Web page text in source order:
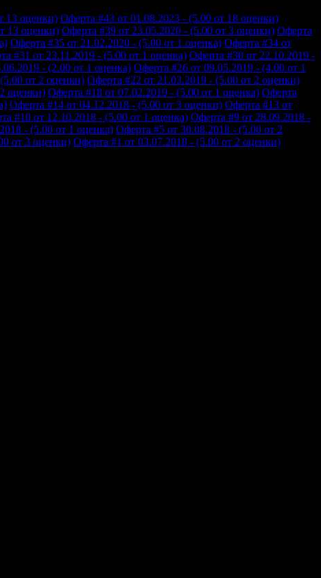
13 оценки) Оферта #43 от 01.08.2023 - (5.00 от 18 оценки)
13 оценки) Оферта #39 от 23.05.2020 - (5.00 от 3 оценки) Оферта
Оферта #35 от 21.02.2020 - (5.00 от 1 оценка) Оферта #34 от
#31 от 23.11.2019 - (5.00 от 1 оценка) Оферта #30 от 22.10.2019 -
- (2.00 от 1 оценка) Оферта #26 от 09.05.2019 - (4.00 от 1
от 2 оценки) Оферта #22 от 21.03.2019 - (5.00 от 2 оценки)
оценки) Оферта #18 от 07.02.2019 - (5.00 от 1 оценка) Оферта
Оферта #14 от 04.12.2018 - (5.00 от 3 оценки) Оферта #13 от
#10 от 12.10.2018 - (5.00 от 1 оценка) Оферта #9 от 28.09.2018 -
- (5.00 от 1 оценка) Оферта #5 от 30.08.2018 - (5.00 от 2
от 3 оценки) Оферта #1 от 03.07.2018 - (5.00 от 2 оценки)